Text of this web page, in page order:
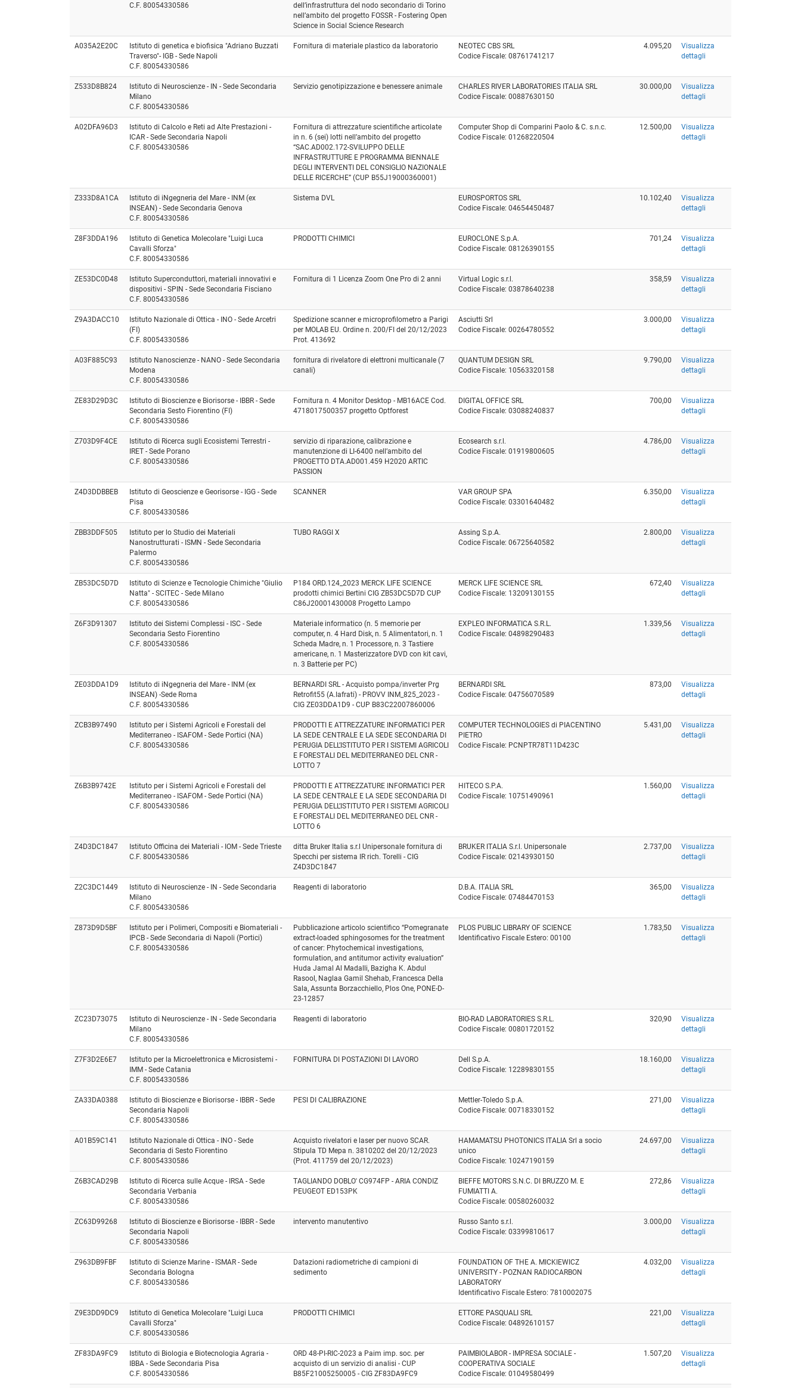
C.F. 80054330586
dell’infrastruttura del nodo secondario di Torino
nell’ambito del progetto FOSSR - Fostering Open
Science in Social Science Research
A035A2E20C
Istituto di genetica e biofisica "Adriano Buzzati
Traverso"- IGB - Sede Napoli
C.F. 80054330586
Fornitura di materiale plastico da laboratorio
NEOTEC CBS SRL
Codice Fiscale: 08761741217
4.095,20
Visualizza
dettagli
Z533D8B824
Istituto di Neuroscienze - IN - Sede Secondaria
Milano
C.F. 80054330586
Servizio genotipizzazione e benessere animale
CHARLES RIVER LABORATORIES ITALIA SRL
Codice Fiscale: 00887630150
30.000,00
Visualizza
dettagli
A02DFA96D3
Istituto di Calcolo e Reti ad Alte Prestazioni -
ICAR - Sede Secondaria Napoli
C.F. 80054330586
Fornitura di attrezzature scientifiche articolate
in n. 6 (sei) lotti nell’ambito del progetto
“SAC.AD002.172-SVILUPPO DELLE
INFRASTRUTTURE E PROGRAMMA BIENNALE
DEGLI INTERVENTI DEL CONSIGLIO NAZIONALE
DELLE RICERCHE” (CUP B55J19000360001)
Computer Shop di Comparini Paolo & C. s.n.c.
Codice Fiscale: 01268220504
12.500,00
Visualizza
dettagli
Z333D8A1CA
Istituto di iNgegneria del Mare - INM (ex
INSEAN) - Sede Secondaria Genova
C.F. 80054330586
Sistema DVL
EUROSPORTOS SRL
Codice Fiscale: 04654450487
10.102,40
Visualizza
dettagli
Z8F3DDA196
Istituto di Genetica Molecolare "Luigi Luca
Cavalli Sforza"
C.F. 80054330586
PRODOTTI CHIMICI
EUROCLONE S.p.A.
Codice Fiscale: 08126390155
701,24
Visualizza
dettagli
ZE53DC0D48
Istituto Superconduttori, materiali innovativi e
dispositivi - SPIN - Sede Secondaria Fisciano
C.F. 80054330586
Fornitura di 1 Licenza Zoom One Pro di 2 anni
Virtual Logic s.r.l.
Codice Fiscale: 03878640238
358,59
Visualizza
dettagli
Z9A3DACC10
Istituto Nazionale di Ottica - INO - Sede Arcetri
(FI)
C.F. 80054330586
Spedizione scanner e microprofilometro a Parigi
per MOLAB EU. Ordine n. 200/FI del 20/12/2023
Prot. 413692
Asciutti Srl
Codice Fiscale: 00264780552
3.000,00
Visualizza
dettagli
A03F885C93
Istituto Nanoscienze - NANO - Sede Secondaria
Modena
C.F. 80054330586
fornitura di rivelatore di elettroni multicanale (7
canali)
QUANTUM DESIGN SRL
Codice Fiscale: 10563320158
9.790,00
Visualizza
dettagli
ZE83D29D3C
Istituto di Bioscienze e Biorisorse - IBBR - Sede
Secondaria Sesto Fiorentino (FI)
C.F. 80054330586
Fornitura n. 4 Monitor Desktop - MB16ACE Cod.
4718017500357 progetto Optforest
DIGITAL OFFICE SRL
Codice Fiscale: 03088240837
700,00
Visualizza
dettagli
Z703D9F4CE
Istituto di Ricerca sugli Ecosistemi Terrestri -
IRET - Sede Porano
C.F. 80054330586
servizio di riparazione, calibrazione e
manutenzione di LI-6400 nell’ambito del
PROGETTO DTA.AD001.459 H2020 ARTIC
PASSION
Ecosearch s.r.l.
Codice Fiscale: 01919800605
4.786,00
Visualizza
dettagli
Z4D3DDBBEB
Istituto di Geoscienze e Georisorse - IGG - Sede
Pisa
C.F. 80054330586
SCANNER
VAR GROUP SPA
Codice Fiscale: 03301640482
6.350,00
Visualizza
dettagli
ZBB3DDF505
Istituto per lo Studio dei Materiali
Nanostrutturati - ISMN - Sede Secondaria
Palermo
C.F. 80054330586
TUBO RAGGI X
Assing S.p.A.
Codice Fiscale: 06725640582
2.800,00
Visualizza
dettagli
ZB53DC5D7D
Istituto di Scienze e Tecnologie Chimiche "Giulio
Natta" - SCITEC - Sede Milano
C.F. 80054330586
P184 ORD.124_2023 MERCK LIFE SCIENCE
prodotti chimici Bertini CIG ZB53DC5D7D CUP
C86J20001430008 Progetto Lampo
MERCK LIFE SCIENCE SRL
Codice Fiscale: 13209130155
672,40
Visualizza
dettagli
Z6F3D91307
Istituto dei Sistemi Complessi - ISC - Sede
Secondaria Sesto Fiorentino
C.F. 80054330586
Materiale informatico (n. 5 memorie per
computer, n. 4 Hard Disk, n. 5 Alimentatori, n. 1
Scheda Madre, n. 1 Processore, n. 3 Tastiere
americane, n. 1 Masterizzatore DVD con kit cavi,
n. 3 Batterie per PC)
EXPLEO INFORMATICA S.R.L.
Codice Fiscale: 04898290483
1.339,56
Visualizza
dettagli
ZE03DDA1D9
Istituto di iNgegneria del Mare - INM (ex
INSEAN) -Sede Roma
C.F. 80054330586
BERNARDI SRL - Acquisto pompa/inverter Prg
Retrofit55 (A.Iafrati) - PROVV INM_825_2023 -
CIG ZE03DDA1D9 - CUP B83C22007860006
BERNARDI SRL
Codice Fiscale: 04756070589
873,00
Visualizza
dettagli
ZCB3B97490
Istituto per i Sistemi Agricoli e Forestali del
Mediterraneo - ISAFOM - Sede Portici (NA)
C.F. 80054330586
PRODOTTI E ATTREZZATURE INFORMATICI PER
LA SEDE CENTRALE E LA SEDE SECONDARIA DI
PERUGIA DELL’ISTITUTO PER I SISTEMI AGRICOLI
E FORESTALI DEL MEDITERRANEO DEL CNR -
LOTTO 7
COMPUTER TECHNOLOGIES di PIACENTINO
PIETRO
Codice Fiscale: PCNPTR78T11D423C
5.431,00
Visualizza
dettagli
Z6B3B9742E
Istituto per i Sistemi Agricoli e Forestali del
Mediterraneo - ISAFOM - Sede Portici (NA)
C.F. 80054330586
PRODOTTI E ATTREZZATURE INFORMATICI PER
LA SEDE CENTRALE E LA SEDE SECONDARIA DI
PERUGIA DELL’ISTITUTO PER I SISTEMI AGRICOLI
E FORESTALI DEL MEDITERRANEO DEL CNR -
LOTTO 6
HITECO S.P.A.
Codice Fiscale: 10751490961
1.560,00
Visualizza
dettagli
Z4D3DC1847
Istituto Officina dei Materiali - IOM - Sede Trieste
C.F. 80054330586
ditta Bruker Italia s.r.l Unipersonale fornitura di
Specchi per sistema IR rich. Torelli - CIG
Z4D3DC1847
BRUKER ITALIA S.r.l. Unipersonale
Codice Fiscale: 02143930150
2.737,00
Visualizza
dettagli
Z2C3DC1449
Istituto di Neuroscienze - IN - Sede Secondaria
Milano
C.F. 80054330586
Reagenti di laboratorio
D.B.A. ITALIA SRL
Codice Fiscale: 07484470153
365,00
Visualizza
dettagli
Z873D9D5BF
Istituto per i Polimeri, Compositi e Biomateriali -
IPCB - Sede Secondaria di Napoli (Portici)
C.F. 80054330586
Pubblicazione articolo scientifico “Pomegranate
extract-loaded sphingosomes for the treatment
of cancer: Phytochemical investigations,
formulation, and antitumor activity evaluation”
Huda Jamal Al Madalli, Bazigha K. Abdul
Rasool, Naglaa Gamil Shehab, Francesca Della
Sala, Assunta Borzacchiello, Plos One, PONE-D-
23-12857
PLOS PUBLIC LIBRARY OF SCIENCE
Identificativo Fiscale Estero: 00100
1.783,50
Visualizza
dettagli
ZC23D73075
Istituto di Neuroscienze - IN - Sede Secondaria
Milano
C.F. 80054330586
Reagenti di laboratorio
BIO-RAD LABORATORIES S.R.L.
Codice Fiscale: 00801720152
320,90
Visualizza
dettagli
Z7F3D2E6E7
Istituto per la Microelettronica e Microsistemi -
IMM - Sede Catania
C.F. 80054330586
FORNITURA DI POSTAZIONI DI LAVORO
Dell S.p.A.
Codice Fiscale: 12289830155
18.160,00
Visualizza
dettagli
ZA33DA0388
Istituto di Bioscienze e Biorisorse - IBBR - Sede
Secondaria Napoli
C.F. 80054330586
PESI DI CALIBRAZIONE
Mettler-Toledo S.p.A.
Codice Fiscale: 00718330152
271,00
Visualizza
dettagli
A01B59C141
Istituto Nazionale di Ottica - INO - Sede
Secondaria di Sesto Fiorentino
C.F. 80054330586
Acquisto rivelatori e laser per nuovo SCAR.
Stipula TD Mepa n. 3810202 del 20/12/2023
(Prot. 411759 del 20/12/2023)
HAMAMATSU PHOTONICS ITALIA Srl a socio
unico
Codice Fiscale: 10247190159
24.697,00
Visualizza
dettagli
Z6B3CAD29B
Istituto di Ricerca sulle Acque - IRSA - Sede
Secondaria Verbania
C.F. 80054330586
TAGLIANDO DOBLO' CG974FP - ARIA CONDIZ
PEUGEOT ED153PK
BIEFFE MOTORS S.N.C. DI BRUZZO M. E
FUMIATTI A.
Codice Fiscale: 00580260032
272,86
Visualizza
dettagli
ZC63D99268
Istituto di Bioscienze e Biorisorse - IBBR - Sede
Secondaria Napoli
C.F. 80054330586
intervento manutentivo
Russo Santo s.r.l.
Codice Fiscale: 03399810617
3.000,00
Visualizza
dettagli
Z963DB9FBF
Istituto di Scienze Marine - ISMAR - Sede
Secondaria Bologna
C.F. 80054330586
Datazioni radiometriche di campioni di
sedimento
FOUNDATION OF THE A. MICKIEWICZ
UNIVERSITY - POZNAN RADIOCARBON
LABORATORY
Identificativo Fiscale Estero: 7810002075
4.032,00
Visualizza
dettagli
Z9E3DD9DC9
Istituto di Genetica Molecolare "Luigi Luca
Cavalli Sforza"
C.F. 80054330586
PRODOTTI CHIMICI
ETTORE PASQUALI SRL
Codice Fiscale: 04892610157
221,00
Visualizza
dettagli
ZF83DA9FC9
Istituto di Biologia e Biotecnologia Agraria -
IBBA - Sede Secondaria Pisa
C.F. 80054330586
ORD 48-PI-RIC-2023 a Paim imp. soc. per
acquisto di un servizio di analisi - CUP
B85F21005250005 - CIG ZF83DA9FC9
PAIMBIOLABOR - IMPRESA SOCIALE -
COOPERATIVA SOCIALE
Codice Fiscale: 01049580499
1.507,20
Visualizza
dettagli